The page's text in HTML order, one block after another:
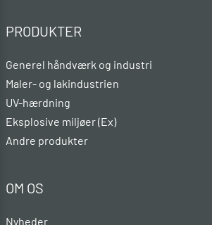
PRODUKTER
Generel håndværk og industri
Maler- og lakindustrien
UV-hærdning
Eksplosive miljøer (Ex)
Andre produkter
OM OS
Nyheder